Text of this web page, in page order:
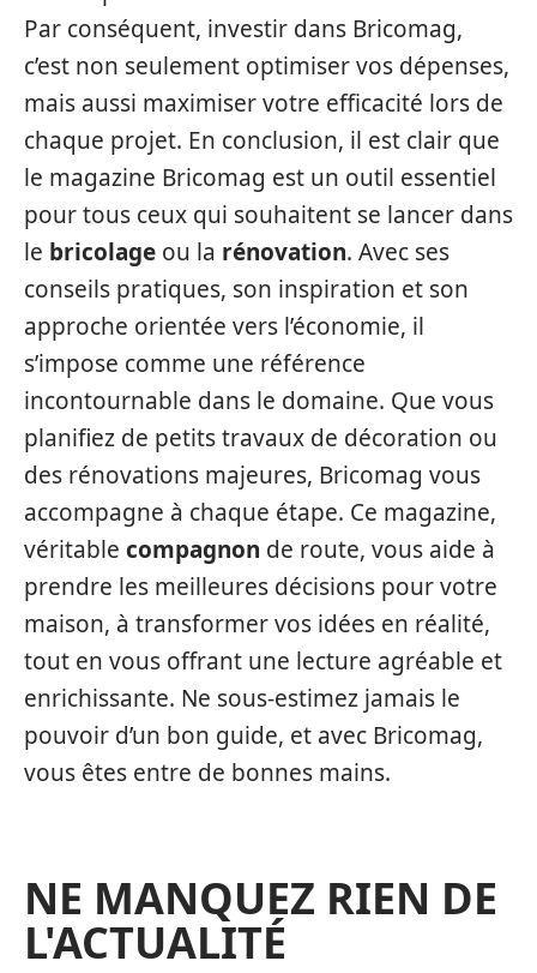
Par conséquent, investir dans Bricomag,
c’est non seulement optimiser vos dépenses,
mais aussi maximiser votre efficacité lors de
chaque projet. En conclusion, il est clair que
le magazine Bricomag est un outil essentiel
pour tous ceux qui souhaitent se lancer dans
le bricolage ou la rénovation. Avec ses
conseils pratiques, son inspiration et son
approche orientée vers l’économie, il
s’impose comme une référence
incontournable dans le domaine. Que vous
planifiez de petits travaux de décoration ou
des rénovations majeures, Bricomag vous
accompagne à chaque étape. Ce magazine,
véritable compagnon de route, vous aide à
prendre les meilleures décisions pour votre
maison, à transformer vos idées en réalité,
tout en vous offrant une lecture agréable et
enrichissante. Ne sous-estimez jamais le
pouvoir d’un bon guide, et avec Bricomag,
vous êtes entre de bonnes mains.
NE MANQUEZ RIEN DE
L'ACTUALITÉ